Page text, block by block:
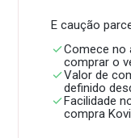
E caução
Comece no
comprar o
Valor de
definido
Facilidade
compra